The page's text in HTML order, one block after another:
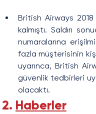
British Airways
kalmıştı. Saldırı
numaralarına
fazla müşterisinin
uyarınca, British
güvenlik tedbirleri
olacaktı.
2. Haberler